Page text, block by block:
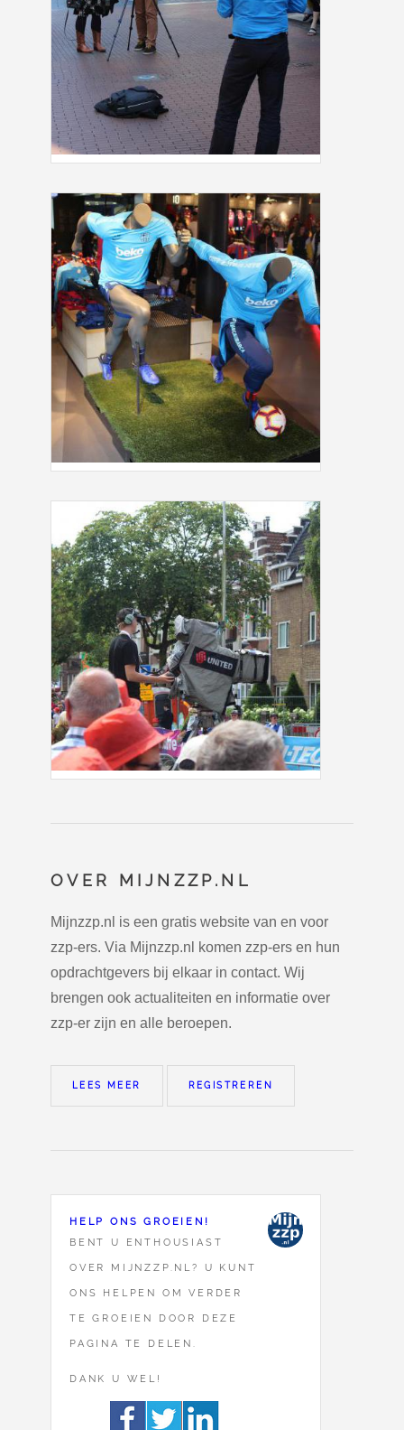
OVER MIJNZZP.NL
Mijnzzp.nl is een gratis website van en voor
zzp-ers. Via Mijnzzp.nl komen zzp-ers en hun
opdrachtgevers bij elkaar in contact. Wij
brengen ook actualiteiten en informatie over
zzp-er zijn en alle beroepen.
LEES MEER REGISTREREN
HELP ONS GROEIEN!
BENT U ENTHOUSIAST
OVER MIJNZZP.NL? U KUNT
ONS HELPEN OM VERDER
TE GROEIEN DOOR DEZE
PAGINA TE DELEN.
DANK U WEL!